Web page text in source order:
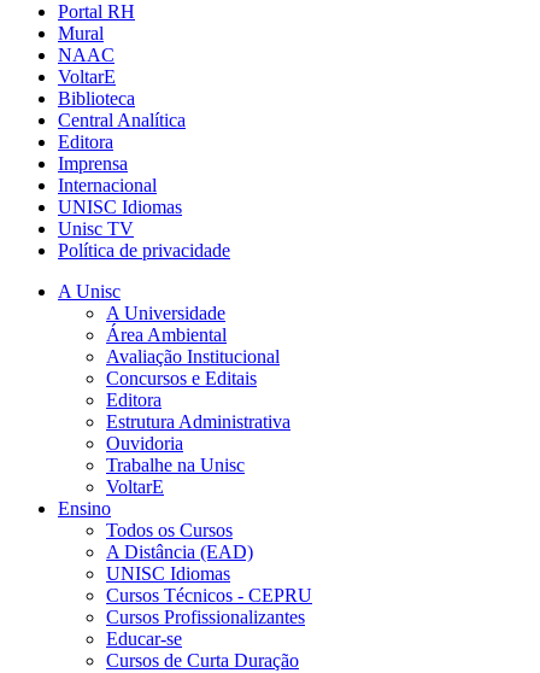
Portal RH
Mural
NAAC
VoltarE
Biblioteca
Central Analítica
Editora
Imprensa
Internacional
UNISC Idiomas
Unisc TV
Política de privacidade
A Unisc
A Universidade
Área Ambiental
Avaliação Institucional
Concursos e Editais
Editora
Estrutura Administrativa
Ouvidoria
Trabalhe na Unisc
VoltarE
Ensino
Todos os Cursos
A Distância (EAD)
UNISC Idiomas
Cursos Técnicos - CEPRU
Cursos Profissionalizantes
Educar-se
Cursos de Curta Duração